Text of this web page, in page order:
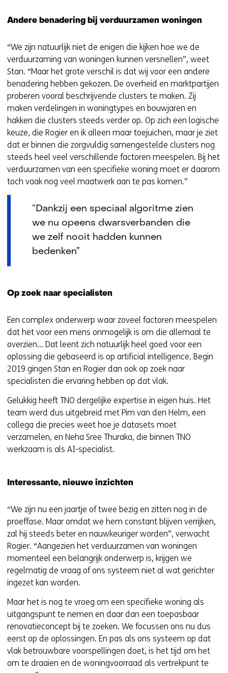
Andere benadering bij verduurzamen woningen
“We zijn natuurlijk niet de enigen die kijken hoe we de
verduurzaming van woningen kunnen versnellen”, weet
Stan. “Maar het grote verschil is dat wij voor een andere
benadering hebben gekozen. De overheid en marktpartijen
proberen vooral beschrijvende clusters te maken. Zij
maken verdelingen in woningtypes en bouwjaren en
hakken die clusters steeds verder op. Op zich een logische
keuze, die Rogier en ik alleen maar toejuichen, maar je ziet
dat er binnen die zorgvuldig samengestelde clusters nog
steeds heel veel verschillende factoren meespelen. Bij het
verduurzamen van een specifieke woning moet er daarom
toch vaak nog veel maatwerk aan te pas komen.”
“Dankzij een speciaal algoritme zien
we nu opeens dwarsverbanden die
we zelf nooit hadden kunnen
bedenken”
Op zoek naar specialisten
Een complex onderwerp waar zoveel factoren meespelen
dat het voor een mens onmogelijk is om die allemaal te
overzien… Dat leent zich natuurlijk heel goed voor een
oplossing die gebaseerd is op artificial intelligence. Begin
2019 gingen Stan en Rogier dan ook op zoek naar
specialisten die ervaring hebben op dat vlak.
Gelukkig heeft TNO dergelijke expertise in eigen huis. Het
team werd dus uitgebreid met Pim van den Helm, een
collega die precies weet hoe je datasets moet
verzamelen, en Neha Sree Thuraka, die binnen TNO
werkzaam is als AI-specialist.
Interessante, nieuwe inzichten
“We zijn nu een jaartje of twee bezig en zitten nog in de
proeffase. Maar omdat we hem constant blijven verrijken,
zal hij steeds beter en nauwkeuriger worden”, verwacht
Rogier. “Aangezien het verduurzamen van woningen
momenteel een belangrijk onderwerp is, krijgen we
regelmatig de vraag of ons systeem niet al wat gerichter
ingezet kan worden.
Maar het is nog te vroeg om een specifieke woning als
uitgangspunt te nemen en daar dan een toepasbaar
renovatieconcept bij te zoeken. We focussen ons nu dus
eerst op de oplossingen. En pas als ons systeem op dat
vlak betrouwbare voorspellingen doet, is het tijd om het
om te draaien en de woningvoorraad als vertrekpunt te